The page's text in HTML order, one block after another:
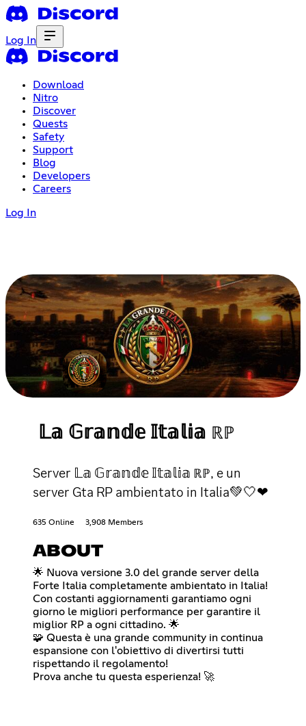
Log In
Download
Nitro
Discover
Quests
Safety
Support
Blog
Developers
Careers
Log In
𝕃𝕒 𝔾𝕣𝕒𝕟𝕕𝕖 𝕀𝕥𝕒𝕝𝕚𝕒 ℝℙ
Server 𝕃𝕒 𝔾𝕣𝕒𝕟𝕕𝕖 𝕀𝕥𝕒𝕝𝕚𝕒 ℝℙ, e un
server Gta RP ambientato in Italia💚🤍❤
635 Online 3,908 Members
ABOUT
🌟 Nuova versione 3.0 del grande server della
Forte Italia completamente ambientato in Italia!
Con costanti aggiornamenti garantiamo ogni
giorno le migliori performance per garantire il
miglior RP a ogni cittadino. 🌟
🧩 Questa è una grande community in continua
espansione con l'obiettivo di divertirsi tutti
rispettando il regolamento!
Prova anche tu questa esperienza! 🚀